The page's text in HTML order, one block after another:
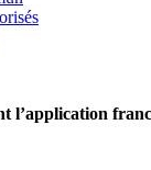
l’application